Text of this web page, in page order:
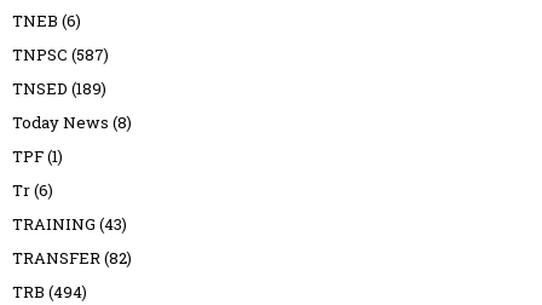
TNEB (6)
TNPSC (587)
TNSED (189)
Today News (8)
TPF(1)
Tr(6)
TRAINING (43)
TRANSFER(82)
TRB (494)